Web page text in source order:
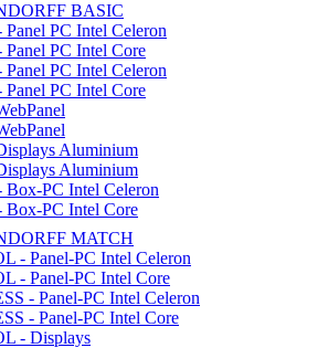
BASIC
Panel PC Intel Celeron
Panel PC Intel Core
Panel PC Intel Celeron
Panel PC Intel Core
Aluminium
Aluminium
Box-PC Intel Celeron
Box-PC Intel Core
MATCH
- Panel-PC Intel Celeron
- Panel-PC Intel Core
- Panel-PC Intel Celeron
- Panel-PC Intel Core
- Displays